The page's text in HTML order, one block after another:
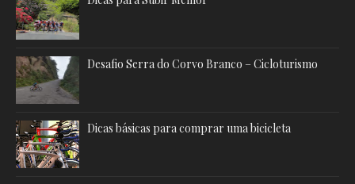
Desafio Serra do Corvo Branco – Cicloturismo
Dicas básicas para comprar uma bicicleta